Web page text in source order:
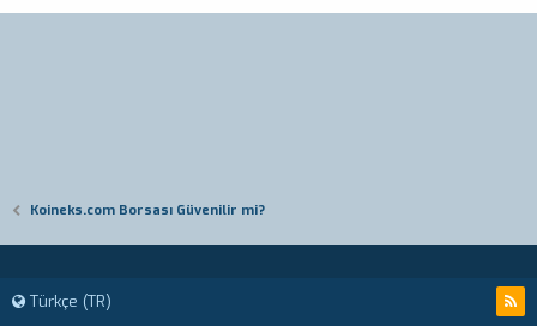
Koineks.com Borsası Güvenilir mi?
Türkçe (TR)